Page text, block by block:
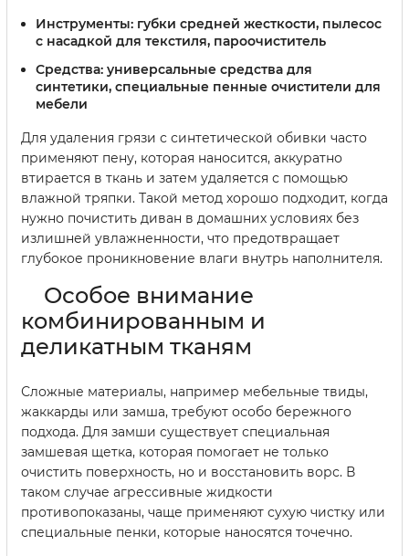
Инструменты: губки средней жесткости, пылесос
с насадкой для текстиля, пароочиститель
Средства: универсальные средства для
синтетики, специальные пенные очистители для
мебели
Для удаления грязи с синтетической обивки часто
применяют пену, которая наносится, аккуратно
втирается в ткань и затем удаляется с помощью
влажной тряпки. Такой метод хорошо подходит, когда
нужно почистить диван в домашних условиях без
излишней увлажненности, что предотвращает
глубокое проникновение влаги внутрь наполнителя.
Особое внимание
комбинированным и
деликатным тканям
Сложные материалы, например мебельные твиды,
жаккарды или замша, требуют особо бережного
подхода. Для замши существует специальная
замшевая щетка, которая помогает не только
очистить поверхность, но и восстановить ворс. В
таком случае агрессивные жидкости
противопоказаны, чаще применяют сухую чистку или
специальные пенки, которые наносятся точечно.